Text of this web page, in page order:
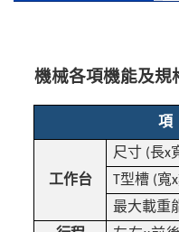
機械各項機能及規
項
工作台
尺寸 (長x
T型槽 (寬x
最大載重